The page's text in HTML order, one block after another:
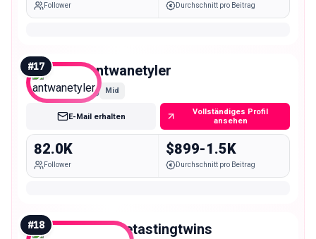
Follower Durchschnitt pro Beitrag
#17 antwanetyler
Mid
E-Mail erhalten
Vollständiges Profil
ansehen
82.0K
Follower
$899-1.5K
Durchschnitt pro Beitrag
#18 seattletastingtwins